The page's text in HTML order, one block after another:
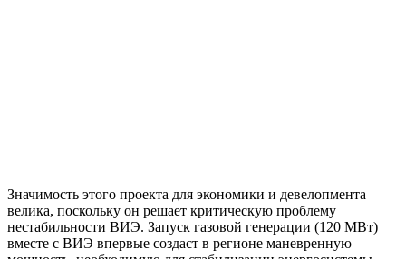
Значимость этого проекта для экономики и девелопмента
велика, поскольку он решает критическую проблему
нестабильности ВИЭ. Запуск газовой генерации (120 МВт)
вместе с ВИЭ впервые создаст в регионе маневренную